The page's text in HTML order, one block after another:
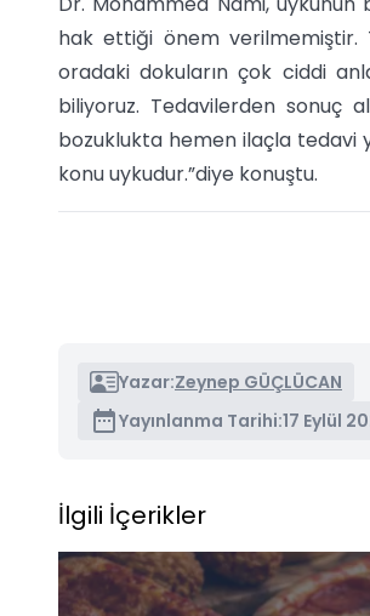
hak ettiği önem verilmemiştir.
oradaki dokuların çok ciddi
biliyoruz. Tedavilerden sonuç
bozuklukta hemen ilaçla tedavi
konu uykudur.”diye konuştu.
Yazar:Zeynep GÜÇLÜCAN
Yayınlanma Tarihi:17 Eylül
İlgili İçerikler